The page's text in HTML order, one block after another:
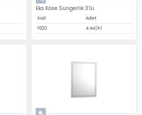
Eko Köse Süngerlik 3’lü
Kod
Adet
1620
4 Ad/Kl